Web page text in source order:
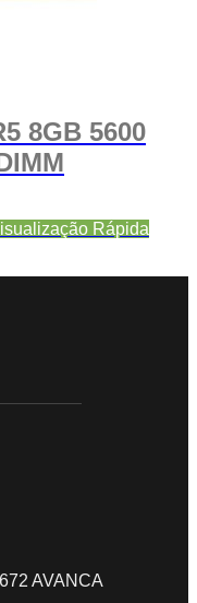
8GB 5600
Rápida
AVANCA